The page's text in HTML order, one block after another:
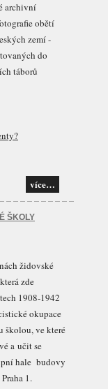
archivní
obětí
zemí -
do
táborů
více…
ŠKOLY
židovské
zde
1908-1942
okupace
školou, ve které
a učit se
hale budovy
1.